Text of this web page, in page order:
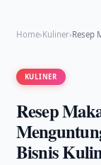
Home›Kuliner›Resep
KULINER
Resep
Bisnis